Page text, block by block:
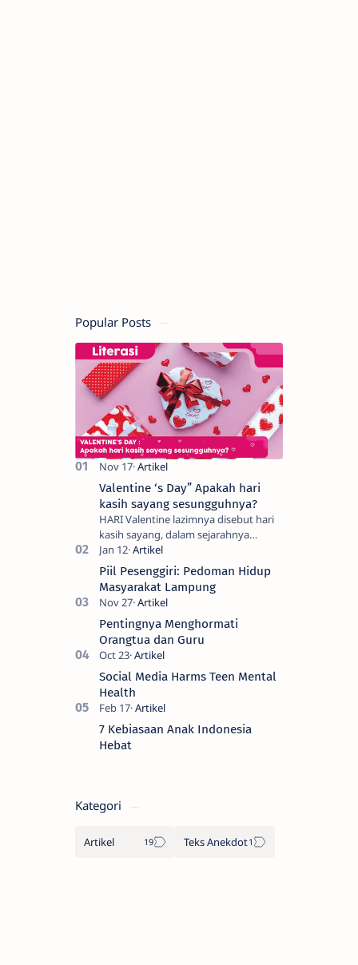
Popular Posts
Valentine ‘s Day” Apakah hari
kasih sayang sesungguhnya?
HARI Valentine lazimnya disebut hari
kasih sayang, dalam sejarahnya
merupakan perayaan dari pengikut St
Valentine sebagai ritual keagamaan
untuk mem…
Piil Pesenggiri: Pedoman Hidup
Masyarakat Lampung
Pentingnya Menghormati
Orangtua dan Guru
Social Media Harms Teen Mental
Health
7 Kebiasaan Anak Indonesia
Hebat
Kategori
Artikel Teks Anekdot